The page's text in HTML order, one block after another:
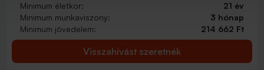
Minimum életkor:
21 év
Minimum munkaviszony:
3 hónap
Minimum jövedelem:
214 662 Ft
Visszahívást szeretnék